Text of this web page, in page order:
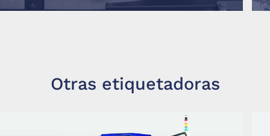
Otras etiquetadoras